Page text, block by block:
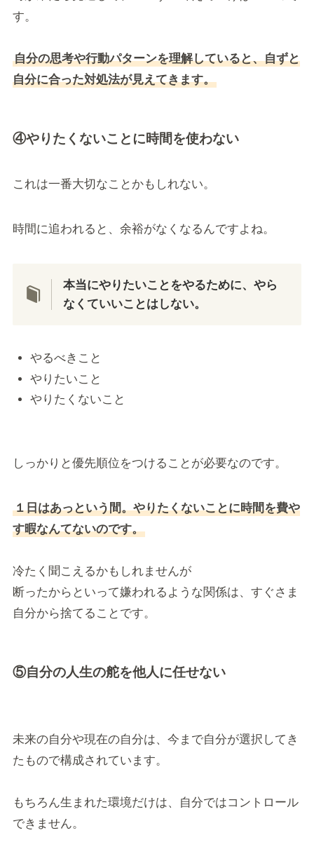
す。
自分の思考や行動パターンを理解していると、自ずと
自分に合った対処法が見えてきます。
④やりたくないことに時間を使わない
これは一番大切なことかもしれない。
時間に追われると、余裕がなくなるんですよね。
本当にやりたいことをやるために、やら
なくていいことはしない。
やるべきこと
やりたいこと
やりたくないこと
しっかりと優先順位をつけることが必要なのです。
１日はあっという間。やりたくないことに時間を費や
す暇なんてないのです。
冷たく聞こえるかもしれませんが
断ったからといって嫌われるような関係は、すぐさま
自分から捨てることです。
⑤自分の人生の舵を他人に任せない
未来の自分や現在の自分は、今まで自分が選択してき
たもので構成されています。
もちろん生まれた環境だけは、自分ではコントロール
できません。